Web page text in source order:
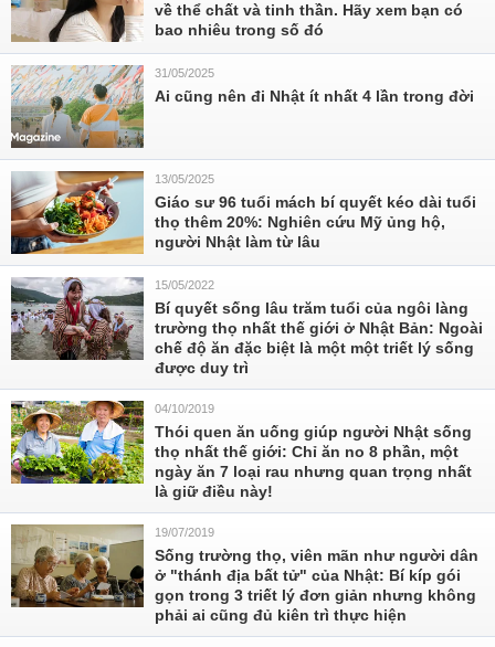
về thể chất và tinh thần. Hãy xem bạn có
bao nhiêu trong số đó
31/05/2025
Ai cũng nên đi Nhật ít nhất 4 lần trong đời
13/05/2025
Giáo sư 96 tuổi mách bí quyết kéo dài tuổi
thọ thêm 20%: Nghiên cứu Mỹ ủng hộ,
người Nhật làm từ lâu
15/05/2022
Bí quyết sống lâu trăm tuổi của ngôi làng
trường thọ nhất thế giới ở Nhật Bản: Ngoài
chế độ ăn đặc biệt là một một triết lý sống
được duy trì
04/10/2019
Thói quen ăn uống giúp người Nhật sống
thọ nhất thế giới: Chỉ ăn no 8 phần, một
ngày ăn 7 loại rau nhưng quan trọng nhất
là giữ điều này!
19/07/2019
Sống trường thọ, viên mãn như người dân
ở "thánh địa bất tử" của Nhật: Bí kíp gói
gọn trong 3 triết lý đơn giản nhưng không
phải ai cũng đủ kiên trì thực hiện